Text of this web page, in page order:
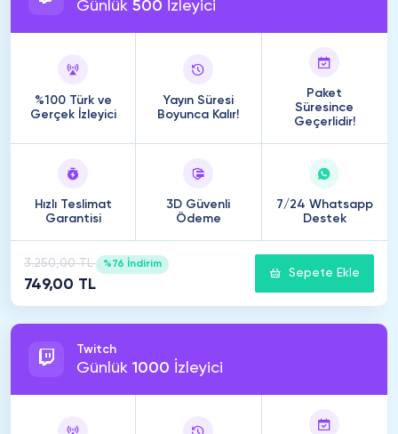
Günlük 500 İzleyici
%100 Türk ve
Gerçek İzleyici
Yayın Süresi
Boyunca Kalır!
Paket
Süresince
Geçerlidir!
Hızlı Teslimat
Garantisi
3D Güvenli
Ödeme
7/24 Whatsapp
Destek
3.250,00 TL %76 İndirim
749,00 TL
Sepete Ekle
Twitch
Günlük 1000 İzleyici